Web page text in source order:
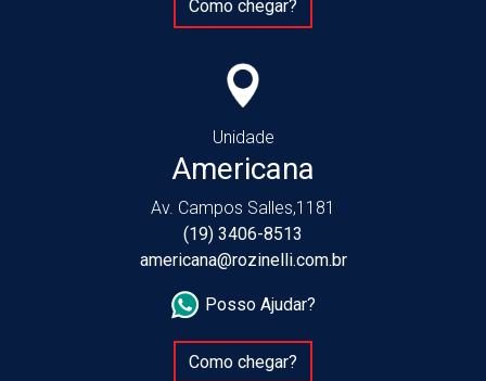
Como chegar?
Unidade
Americana
Av. Campos Salles,1181
(19) 3406-8513
americana@rozinelli.com.br
Posso Ajudar?
Como chegar?